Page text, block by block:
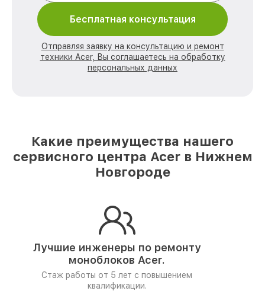
Бесплатная консультация
Отправляя заявку на консультацию и ремонт
техники Acer, Вы соглашаетесь на обработку
персональных данных
Какие преимущества нашего
сервисного центра Acer в Нижнем
Новгороде
Лучшие инженеры по ремонту
моноблоков Acer.
Стаж работы от 5 лет с повышением
квалификации.